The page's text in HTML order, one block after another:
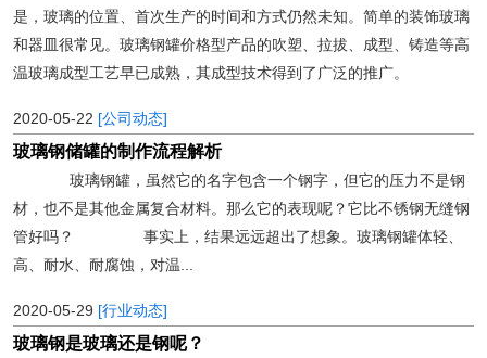
是，玻璃的位置、首次生产的时间和方式仍然未知。简单的装饰玻璃
和器皿很常见。玻璃钢罐价格型产品的吹塑、拉拔、成型、铸造等高
温玻璃成型工艺早已成熟，其成型技术得到了广泛的推广。
2020-05-22 [公司动态]
玻璃钢储罐的制作流程解析
玻璃钢罐，虽然它的名字包含一个钢字，但它的压力不是钢
材，也不是其他金属复合材料。那么它的表现呢？它比不锈钢无缝钢
管好吗？ 事实上，结果远远超出了想象。玻璃钢罐体轻、
高、耐水、耐腐蚀，对温...
2020-05-29 [行业动态]
玻璃钢是玻璃还是钢呢？